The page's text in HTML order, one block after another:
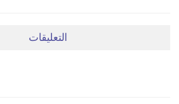
التعليقات